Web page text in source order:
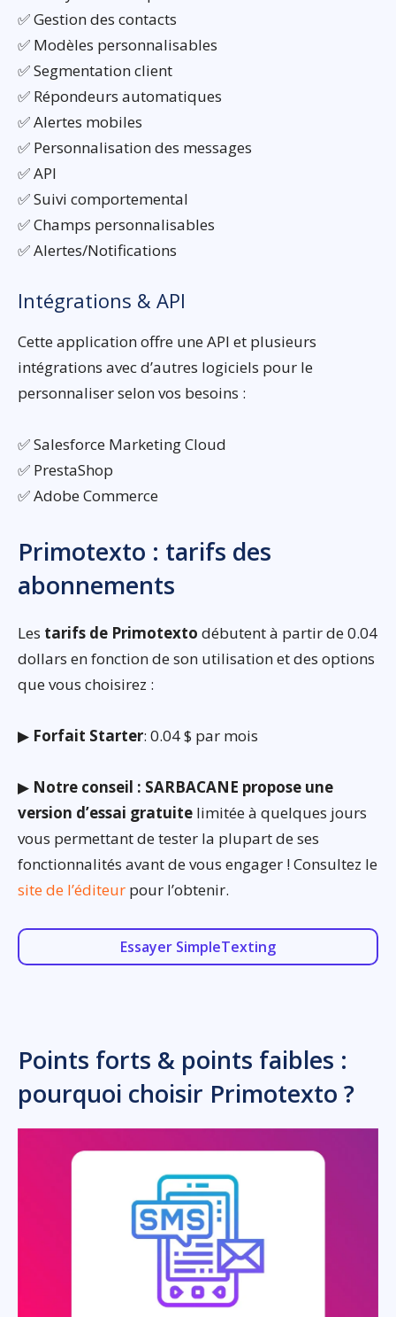
✅ Gestion des contacts
✅ Modèles personnalisables
✅ Segmentation client
✅ Répondeurs automatiques
✅ Alertes mobiles
✅ Personnalisation des messages
✅ API
✅ Suivi comportemental
✅ Champs personnalisables
✅ Alertes/Notifications
Intégrations & API
Cette application offre une API et plusieurs
intégrations avec d’autres logiciels pour le
personnaliser selon vos besoins :
✅ Salesforce Marketing Cloud
✅ PrestaShop
✅ Adobe Commerce
Primotexto : tarifs des
abonnements
Les tarifs de Primotexto débutent à partir de 0.04
dollars en fonction de son utilisation et des options
que vous choisirez :
▶ Forfait Starter: 0.04 $ par mois
▶ Notre conseil : SARBACANE propose une
version d’essai gratuite limitée à quelques jours
vous permettant de tester la plupart de ses
fonctionnalités avant de vous engager ! Consultez le
site de l’éditeur pour l’obtenir.
Essayer SimpleTexting
Points forts & points faibles :
pourquoi choisir Primotexto ?